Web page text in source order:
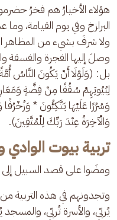
هؤلاء الأخيارُ هم فخرُ
البرازخ وفي يوم القيامة،
ولا شرفَ بشيء من المظاهر
وصلَ إليها الفجرة والفسقة
بل: (وَلَوْلَا أَنْ يَكُونَ النَّاسُ
لِبُيُوتِهِمْ سُقُفًا مِنْ فِضَّةٍ
وَسُرُرًا عَلَيْهَا يَتَّكِئُونَ *
وَالْآخِرَةُ عِنْدَ رَبِّكَ لِلْمُتَّقِينَ).
تربية بيوت
ومضَوا على قصد السبيل
وتجدونهم في هذه التربية
يُربّي، والأسرة تُربّي، والمسجد